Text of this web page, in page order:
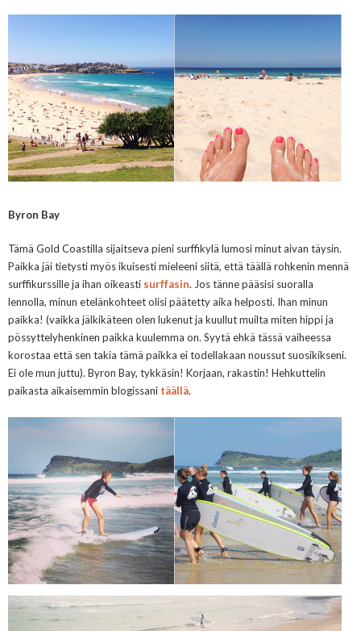
Byron Bay
Tämä Gold Coastilla sijaitseva pieni surffikylä lumosi minut aivan täysin.
Paikka jäi tietysti myös ikuisesti mieleeni siitä, että täällä rohkenin mennä
surffikurssille ja ihan oikeasti surffasin. Jos tänne pääsisi suoralla
lennolla, minun etelänkohteet olisi päätetty aika helposti. Ihan minun
paikka! (vaikka jälkikäteen olen lukenut ja kuullut muilta miten hippi ja
pössyttelyhenkinen paikka kuulemma on. Syytä ehkä tässä vaiheessa
korostaa että sen takia tämä paikka ei todellakaan noussut suosikikseni.
Ei ole mun juttu). Byron Bay, tykkäsin! Korjaan, rakastin! Hehkuttelin
paikasta aikaisemmin blogissani täällä.